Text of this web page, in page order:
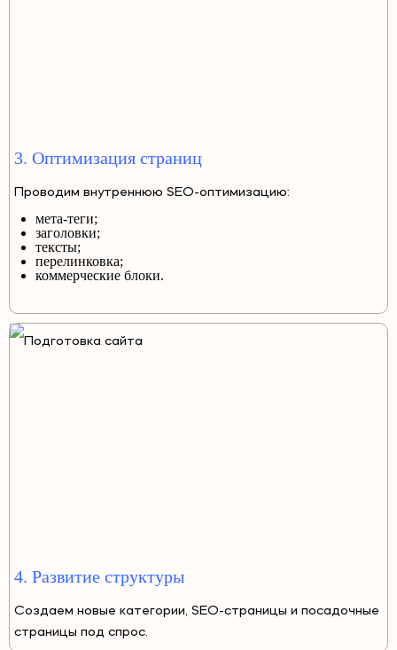
3. Оптимизация страниц
Проводим внутреннюю SEO-оптимизацию:
мета-теги;
заголовки;
тексты;
перелинковка;
коммерческие блоки.
4. Развитие структуры
Создаем новые категории, SEO-страницы и посадочные
страницы под спрос.